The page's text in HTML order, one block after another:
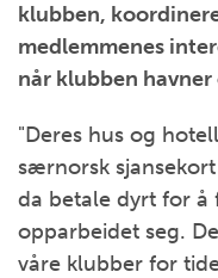
klubben,
medlemmenes
når klubben
"Deres hus og
særnorsk
da betale dyrt for å
opparbeidet seg.
våre klubber for